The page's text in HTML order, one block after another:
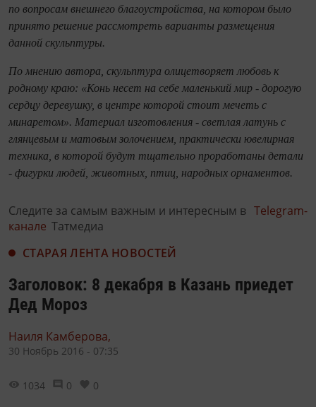
по вопросам внешнего благоустройства, на котором было
принято решение рассмотреть варианты размещения
данной скульптуры.
По мнению автора, скульптура олицетворяет любовь к
родному краю: «Конь несет на себе маленький мир - дорогую
сердцу деревушку, в центре которой стоит мечеть с
минаретом». Материал изготовления - светлая латунь с
глянцевым и матовым золочением, практически ювелирная
техника, в которой будут тщательно проработаны детали
- фигурки людей, животных, птиц, народных орнаментов.
Следите за самым важным и интересным в Telegram-
канале Татмедиа
СТАРАЯ ЛЕНТА НОВОСТЕЙ
Заголовок: 8 декабря в Казань приедет
Дед Мороз
Наиля Камберова,
30 Ноябрь 2016 - 07:35
1034 0 0